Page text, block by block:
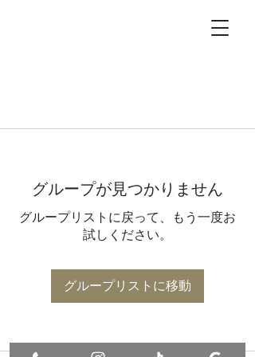
グループが見つかりません
グループリストに戻って、もう一度お
試しください。
グループリストに移動